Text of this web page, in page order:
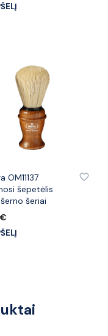
OM11137
šepetėlis
šeriai
€